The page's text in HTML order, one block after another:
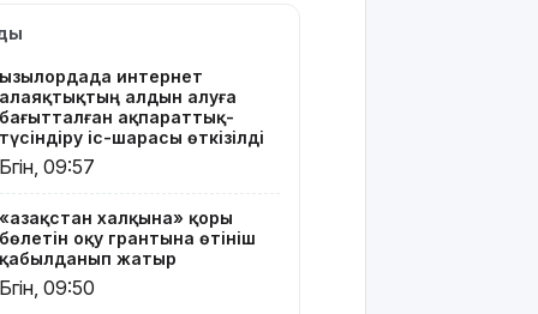
салғырттығынан
төрт жасар
баланың
құлағы
естімей
Ресей мен
Украина
келіссөзге
Қызылордада интернет
алаяқтықтың алдын алуға
бағытталған ақпараттық-
түсіндіру іс-шарасы өткізілді
Бүгін, 09:57
«Қазақстан халқына» қоры
бөлетін оқу грантына өтініш
қабылданып жатыр
Бүгін, 09:50